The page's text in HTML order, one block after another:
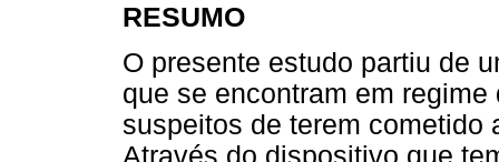
RESUMO
O presente estudo partiu de
que se encontram em
suspeitos de terem cometido
Através do dispositivo que